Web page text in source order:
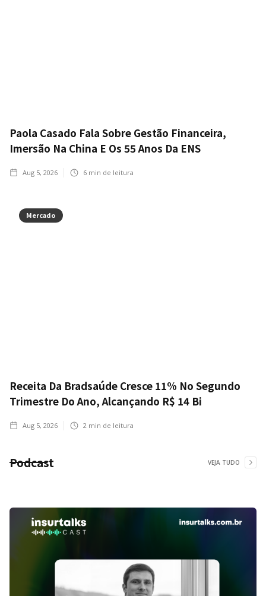
Paola Casado Fala Sobre Gestão Financeira,
Imersão Na China E Os 55 Anos Da ENS
Aug 5, 2026 6 min de leitura
Mercado
Receita Da Bradsaúde Cresce 11% No Segundo
Trimestre Do Ano, Alcançando R$ 14 Bi
Aug 5, 2026 2 min de leitura
Podcast VEJA TUDO